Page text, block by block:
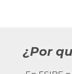
¿Por